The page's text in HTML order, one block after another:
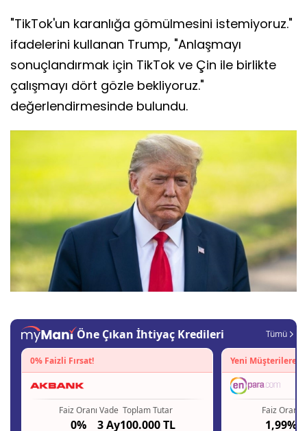
"TikTok'un karanlığa gömülmesini istemiyoruz."
ifadelerini kullanan Trump, "Anlaşmayı
sonuçlandırmak için TikTok ve Çin ile birlikte
çalışmayı dört gözle bekliyoruz."
değerlendirmesinde bulundu.